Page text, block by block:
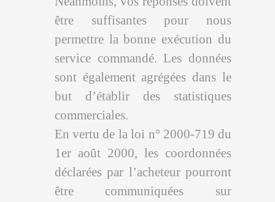
être suffisantes pour nous
permettre la bonne exécution du
service commandé. Les données
sont également agrégées dans le
but d’établir des statistiques
commerciales.
En vertu de la loi n° 2000-719 du
1er août 2000, les coordonnées
déclarées par l’acheteur pourront
être communiquées sur